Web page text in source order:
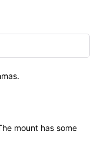
mount has some